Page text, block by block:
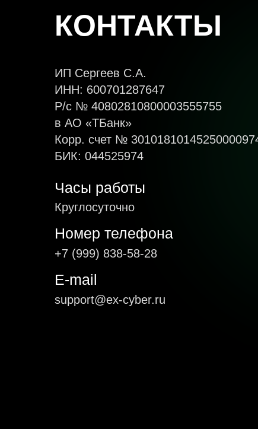
КОНТАКТЫ
Часы работы
Круглосуточно
Номер телефона
+7 (999) 838-58-28
E-mail
support@ex-cyber.ru
ИП Сергеев С.А.
ИНН: 600701287647
Р/с № 40802810800003555755
в АО «ТБанк»
Корр. счет №
БИК: 044525974